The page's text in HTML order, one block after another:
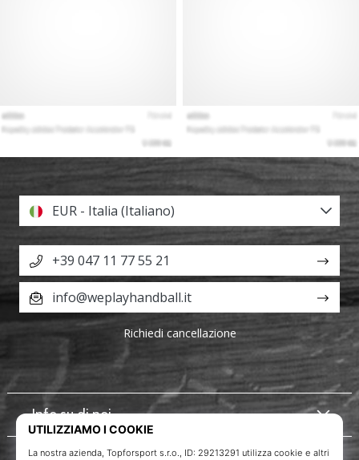
Info su di noi
EUR - Italia (Italiano)
+39 047 11 77 55 21
info@weplayhandball.it
Richiedi cancellazione